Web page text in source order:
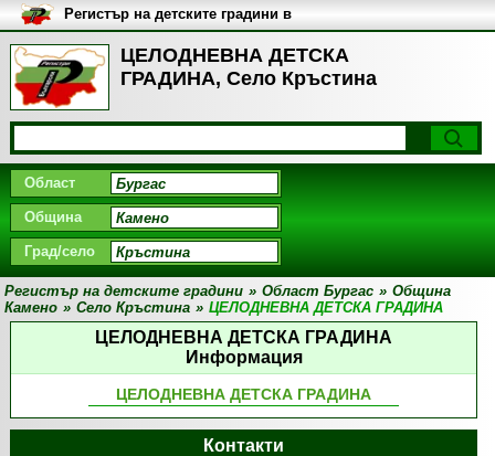
ЦЕЛОДНЕВНА ДЕТСКА
ГРАДИНА, Село Кръстина
Регистър на детските градини в
България
Област
Община
Град/село
Регистър на детските градини » Област Бургас » Община
Камено » Село Кръстина » ЦЕЛОДНЕВНА ДЕТСКА ГРАДИНА
ЦЕЛОДНЕВНА ДЕТСКА ГРАДИНА
Информация
ЦЕЛОДНЕВНА ДЕТСКА ГРАДИНА
Контакти